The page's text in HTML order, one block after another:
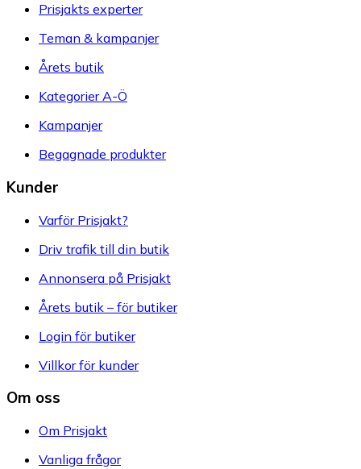
Prisjakts experter
Teman & kampanjer
Årets butik
Kategorier A-Ö
Kampanjer
Begagnade produkter
Kunder
Varför Prisjakt?
Driv trafik till din butik
Annonsera på Prisjakt
Årets butik – för butiker
Login för butiker
Villkor för kunder
Om oss
Om Prisjakt
Vanliga frågor